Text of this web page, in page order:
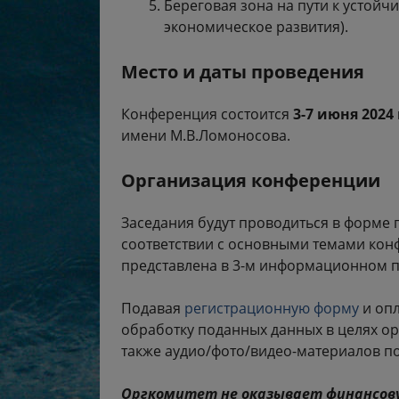
Береговая зона на пути к
экономическое развития).
Место и даты проведения
Конференция состоится 3-7 июня 2024
имени М.В.Ломоносова.
Организация конференции
Заседания будут проводиться в
соответствии с основными темами
представлена в 3-м информационном
Подавая регистрационную форму и
обработку поданных данных в целях
также аудио/фото/видео-материалов
Оргкомитет не оказывает